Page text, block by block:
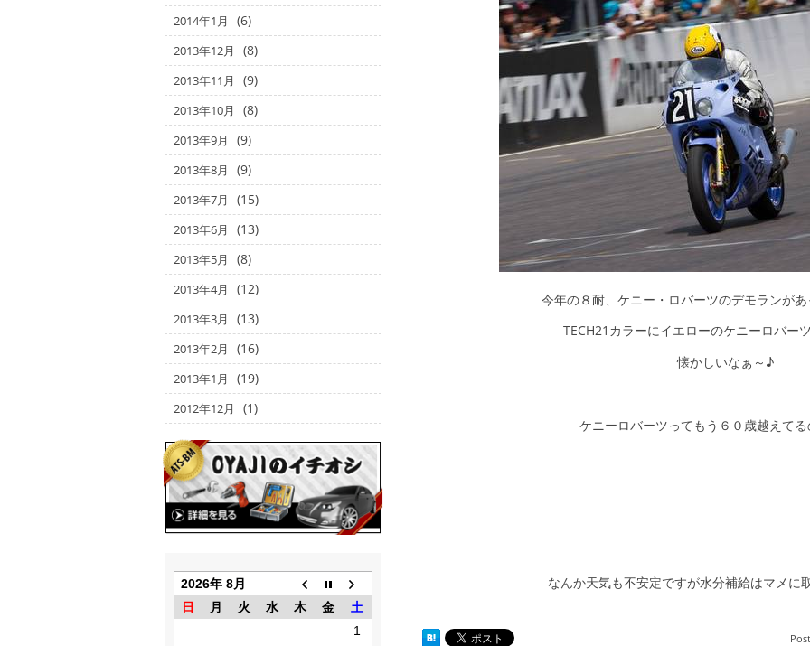
今年の８耐、ケニー・ロバーツのデモランが
TECH21カラーにイエローのケニーロバー
懐かしいなぁ～♪
ケニーロバーツってもう６０歳越えて
なんか天気も不安定ですが水分補給はマメに
2014年1月 (6)
2013年12月 (8)
2013年11月 (9)
2013年10月 (8)
2013年9月 (9)
2013年8月 (9)
2013年7月 (15)
2013年6月 (13)
2013年5月 (8)
2013年4月 (12)
2013年3月 (13)
2013年2月 (16)
2013年1月 (19)
2012年12月 (1)
2026年 8月
日
月 火 水 木 金
土
1